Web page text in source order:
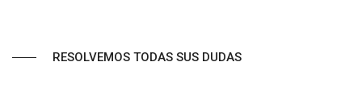
RESOLVEMOS TODAS SUS DUDAS